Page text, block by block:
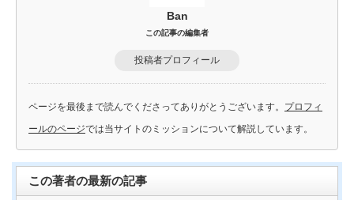
Ban
この記事の編集者
投稿者プロフィール
ページを最後まで読んでくださってありがとうございます。 プロフィ
ールのページでは当サイトのミッションについて解説しています。
この著者の最新の記事